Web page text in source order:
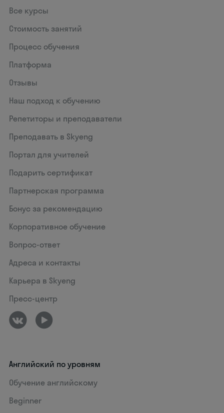
Все курсы
Стоимость занятий
Процесс обучения
Платформа
Отзывы
Наш подход к обучению
Репетиторы и преподаватели
Преподавать в Skyeng
Портал для учителей
Подарить сертификат
Партнерская программа
Бонус за рекомендацию
Корпоративное обучение
Вопрос-ответ
Адреса и контакты
Карьера в Skyeng
Пресс-центр
Английский по уровням
Обучение английскому
Beginner